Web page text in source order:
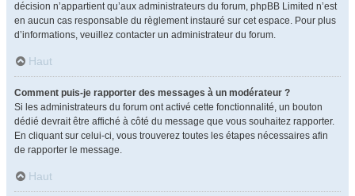
décision n’appartient qu’aux administrateurs du forum, phpBB Limited n’est
en aucun cas responsable du règlement instauré sur cet espace. Pour plus
d’informations, veuillez contacter un administrateur du forum.
Haut
Comment puis-je rapporter des messages à un modérateur ?
Si les administrateurs du forum ont activé cette fonctionnalité, un bouton
dédié devrait être affiché à côté du message que vous souhaitez rapporter.
En cliquant sur celui-ci, vous trouverez toutes les étapes nécessaires afin
de rapporter le message.
Haut